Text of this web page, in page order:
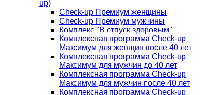
up)
Check-up Премиум женщины
Check-up Премиум мужчины
Комплекс "В отпуск здоровым"
Комплексная программа Check-up
Максимум для женщин после 40 лет
Комплексная программа Check-up
Максимум для мужчин до 40 лет
Комплексная программа Check-up
Максимум для мужчин после 40 лет
Комплексная программа Check-up